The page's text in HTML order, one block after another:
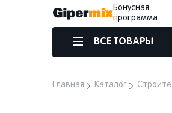
Бонусная
программа
ВСЕ ТОВАРЫ
Главная Каталог